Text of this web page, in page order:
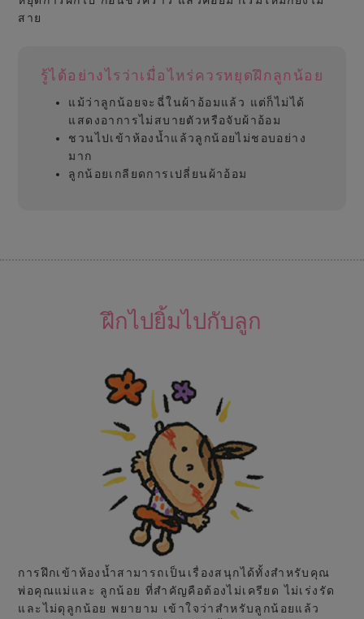
สาย
รู้ได้อย่างไรว่าเมื่อไหร่ควรหยุดฝึกลูกน้อย
แม้ว่าลูกน้อยจะฉี่ในผ้าอ้อมแล้ว แต่ก็ไม่ได้
แสดงอาการไม่สบายตัวหรือจับผ้าอ้อม
ชวนไปเข้าห้องน้ำแล้วลูกน้อยไม่ชอบอย่าง
มาก
ลูกน้อยเกลียดการเปลี่ยนผ้าอ้อม
ฝึกไปยิ้มไปกับลูก
การฝึกเข้าห้องน้ำสามารถเป็นเรื่องสนุกได้ทั้งสำหรับคุณ
พ่อคุณแม่และ ลูกน้อย ที่สำคัญคือต้องไม่เครียด ไม่เร่งรัด
และไม่ดุลูกน้อย พยายาม เข้าใจว่าสำหรับลูกน้อยแล้ว